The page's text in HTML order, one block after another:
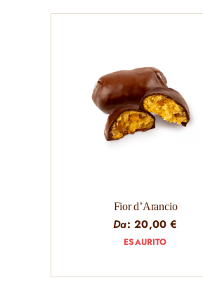
Fior d’Arancio
Da:20,00€
ESAURITO